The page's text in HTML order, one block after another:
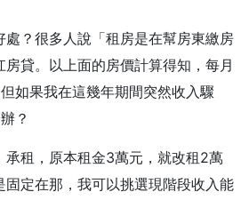
處？很多人說「租房是在幫房東繳房
貸。以上面的房價計算得知，每月
如果我在這幾年期間突然收入驟
？
承租，原本租金3萬元，就改租2萬
固定在那，我可以挑選現階段收入能